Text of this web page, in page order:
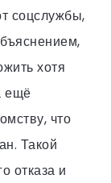
соцслужбы,
хотя
ещё
что
Такой
отказа и